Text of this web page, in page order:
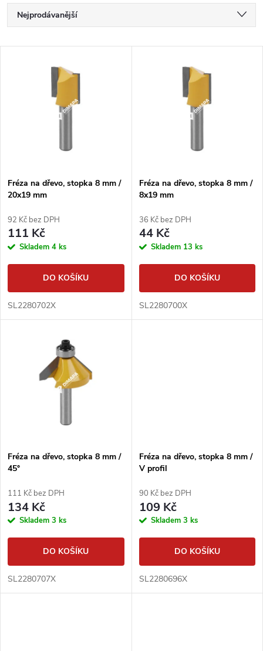
Ř
a
p
r
o
u
Nejprodávanější
Abecedně
s
p
r
o
d
u
Fréza na dřevo, stopka 8 mm /
20x19 mm
92 Kč bez DPH
111 Kč
Skladem 4 ks
DO KOŠÍKU
SL2280702X
Fréza na dřevo, stopka 8 mm /
8x19 mm
36 Kč bez DPH
44 Kč
Skladem 13 ks
DO KOŠÍKU
SL2280700X
Fréza na dřevo, stopka 8 mm /
45°
111 Kč bez DPH
134 Kč
Skladem 3 ks
DO KOŠÍKU
SL2280707X
Fréza na dřevo, stopka 8 mm /
V profil
90 Kč bez DPH
109 Kč
Skladem 3 ks
DO KOŠÍKU
SL2280696X